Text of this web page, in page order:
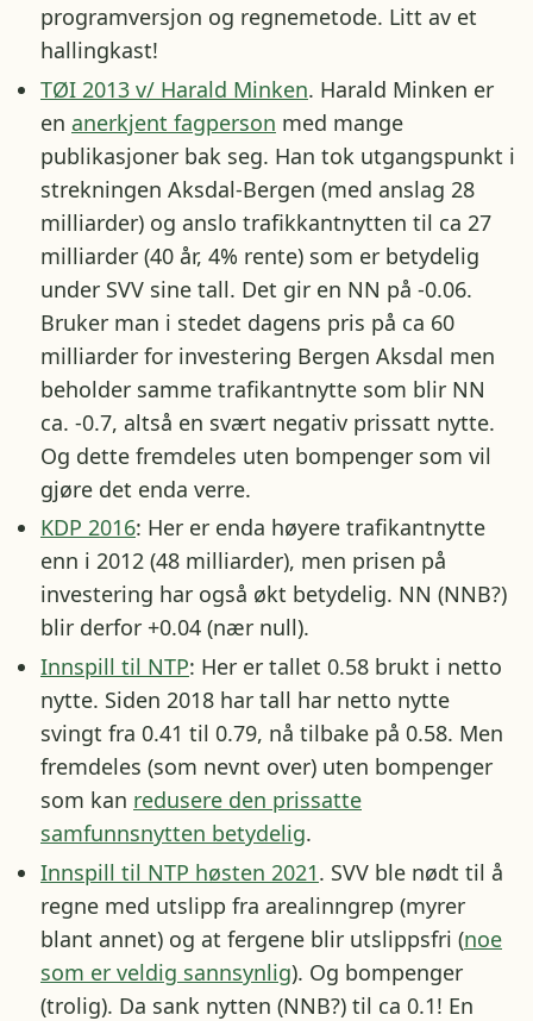
programversjon og regnemetode. Litt av et
hallingkast!
TØI 2013 v/ Harald Minken. Harald Minken er
en anerkjent fagperson med mange
publikasjoner bak seg. Han tok utgangspunkt i
strekningen Aksdal-Bergen (med anslag 28
milliarder) og anslo trafikkantnytten til ca 27
milliarder (40 år, 4% rente) som er betydelig
under SVV sine tall. Det gir en NN på -0.06.
Bruker man i stedet dagens pris på ca 60
milliarder for investering Bergen Aksdal men
beholder samme trafikantnytte som blir NN
ca. -0.7, altså en svært negativ prissatt nytte.
Og dette fremdeles uten bompenger som vil
gjøre det enda verre.
KDP 2016: Her er enda høyere trafikantnytte
enn i 2012 (48 milliarder), men prisen på
investering har også økt betydelig. NN (NNB?)
blir derfor +0.04 (nær null).
Innspill til NTP: Her er tallet 0.58 brukt i netto
nytte. Siden 2018 har tall har netto nytte
svingt fra 0.41 til 0.79, nå tilbake på 0.58. Men
fremdeles (som nevnt over) uten bompenger
som kan redusere den prissatte
samfunnsnytten betydelig.
Innspill til NTP høsten 2021. SVV ble nødt til å
regne med utslipp fra arealinngrep (myrer
blant annet) og at fergene blir utslippsfri (noe
som er veldig sannsynlig). Og bompenger
(trolig). Da sank nytten (NNB?) til ca 0.1! En